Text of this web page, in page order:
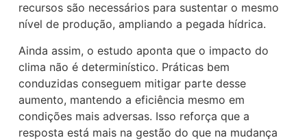
recursos são necessários para sustentar o mesmo
nível de produção, ampliando a pegada hídrica.
Ainda assim, o estudo aponta que o impacto do
clima não é determinístico. Práticas bem
conduzidas conseguem mitigar parte desse
aumento, mantendo a eficiência mesmo em
condições mais adversas. Isso reforça que a
resposta está mais na gestão do que na mudança